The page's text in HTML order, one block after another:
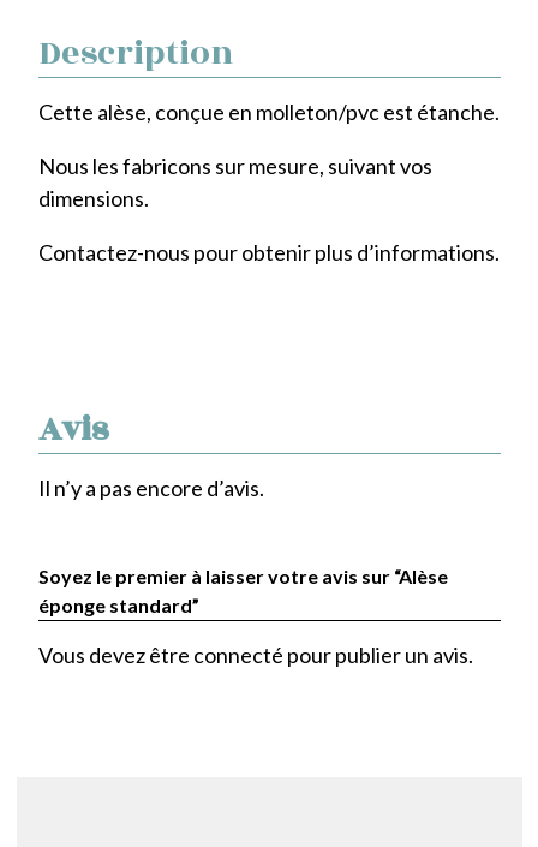
Avis
Il n’y a pas encore d’avis.
Soyez le premier à laisser votre avis sur “Alèse
éponge standard”
Vous devez être connecté pour publier un avis.
Description
Cette alèse, conçue en molleton/pvc est étanche.
Nous les fabricons sur mesure, suivant vos
dimensions.
Contactez-nous pour obtenir plus d’informations.